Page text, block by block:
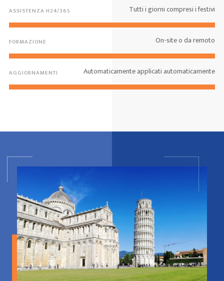
ASSISTENZA H24/365 Tutti i giorni compresi i festivi
FORMAZIONE On-site o da remoto
AGGIORNAMENTI Automaticamente applicati automaticamente